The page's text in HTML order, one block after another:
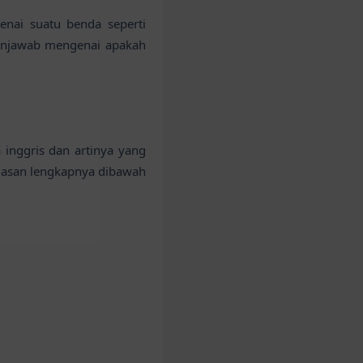
suatu benda seperti
mengenai apakah
inggris dan artinya yang
lengkapnya dibawah